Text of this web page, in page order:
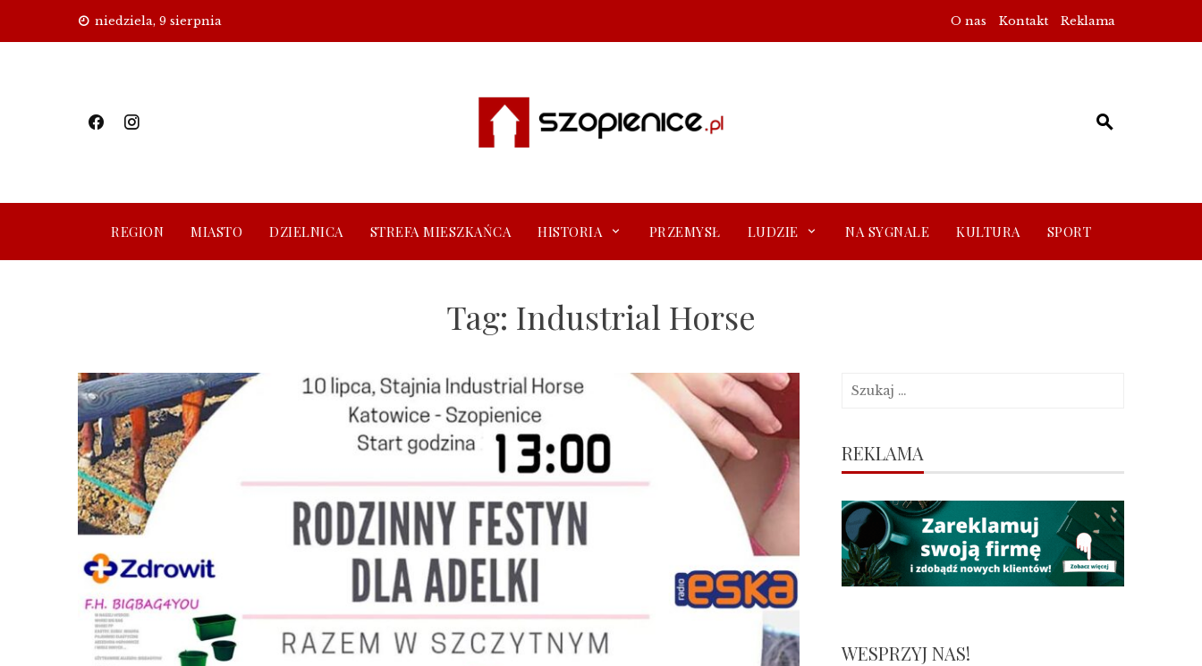
niedziela, 9 sierpnia O nas Kontakt Reklama
REGION MIASTO DZIELNICA STREFA MIESZKAŃCA HISTORIA PRZEMYSŁ LUDZIE NA SYGNALE KULTURA SPORT
Tag: Industrial Horse
Szukaj:
REKLAMA
WESPRZYJ NAS!